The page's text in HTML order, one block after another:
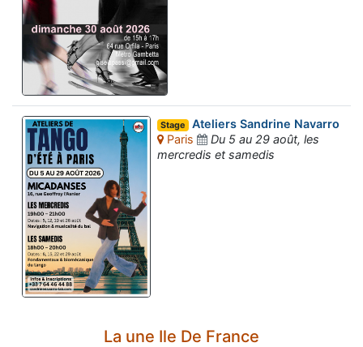
Stage Ateliers Sandrine Navarro
Paris
Du 5 au 29 août, les
mercredis et samedis
La une Ile De France